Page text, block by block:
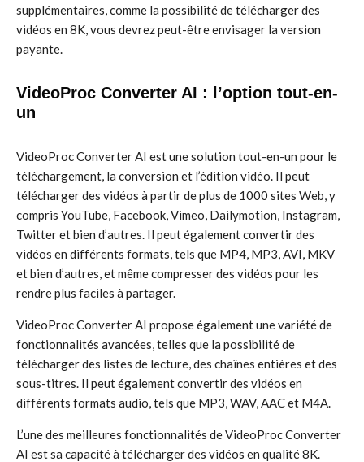
supplémentaires, comme la possibilité de télécharger des
vidéos en 8K, vous devrez peut-être envisager la version
payante.
VideoProc Converter AI : l’option tout-en-
un
VideoProc Converter AI est une solution tout-en-un pour le
téléchargement, la conversion et l’édition vidéo. Il peut
télécharger des vidéos à partir de plus de 1000 sites Web, y
compris YouTube, Facebook, Vimeo, Dailymotion, Instagram,
Twitter et bien d’autres. Il peut également convertir des
vidéos en différents formats, tels que MP4, MP3, AVI, MKV
et bien d’autres, et même compresser des vidéos pour les
rendre plus faciles à partager.
VideoProc Converter AI propose également une variété de
fonctionnalités avancées, telles que la possibilité de
télécharger des listes de lecture, des chaînes entières et des
sous-titres. Il peut également convertir des vidéos en
différents formats audio, tels que MP3, WAV, AAC et M4A.
L’une des meilleures fonctionnalités de VideoProc Converter
AI est sa capacité à télécharger des vidéos en qualité 8K.